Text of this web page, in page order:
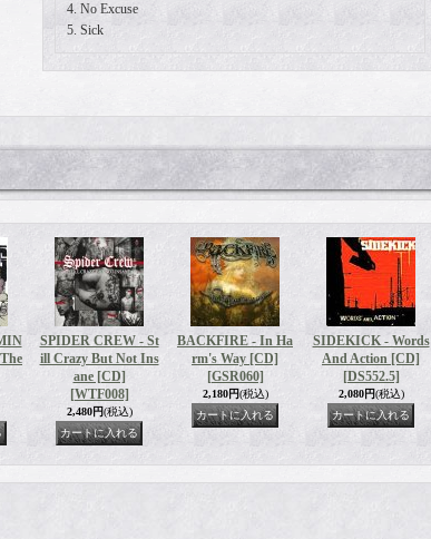
4. No Excuse
5. Sick
SPIDER CREW - St
ill Crazy But Not Ins
ane [CD]
[WTF008]
2,480円(税込)
BACKFIRE - In Ha
rm's Way [CD]
[GSR060]
2,180円(税込)
SIDEKICK - Words
And Action [CD]
[DS552.5]
2,080円(税込)